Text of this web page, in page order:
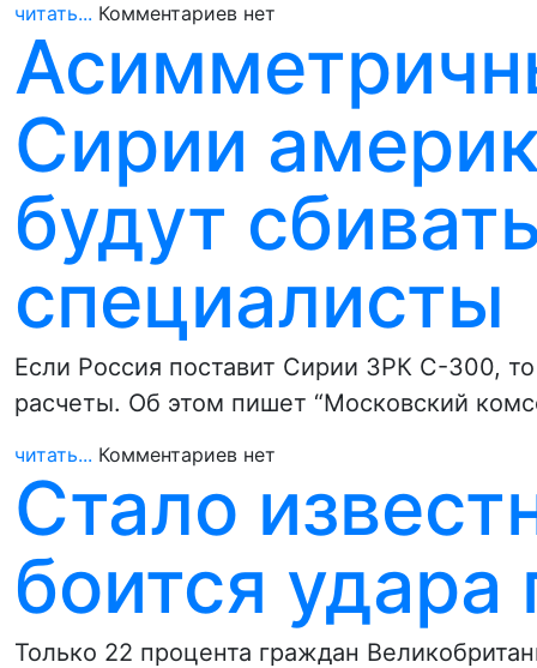
читать... Комментариев нет
Сирии
будут
специалисты
Если Россия поставит Сирии ЗРК С-300,
расчеты. Об этом пишет “Московский
читать... Комментариев нет
Стало
боится
Только 22 процента граждан